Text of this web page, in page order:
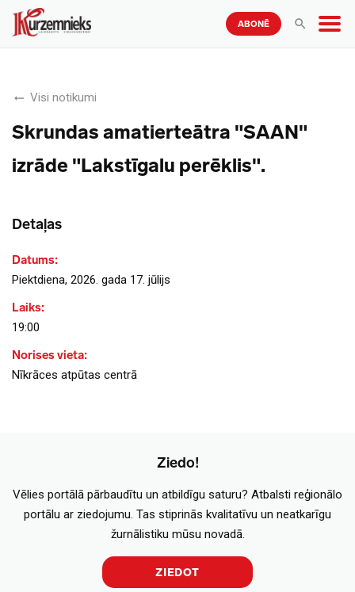
ABONĒ
Visi notikumi
Skrundas amatierteātra "SAAN"
izrāde "Lakstīgalu perēklis".
Detaļas
Datums:
Piektdiena, 2026. gada 17. jūlijs
Laiks:
19:00
Norises vieta:
Nīkrāces atpūtas centrā
Ziedo!
Vēlies portālā pārbaudītu un atbildīgu saturu? Atbalsti reģionālo
portālu ar ziedojumu. Tas stiprinās kvalitatīvu un neatkarīgu
žurnālistiku mūsu novadā.
ZIEDOT